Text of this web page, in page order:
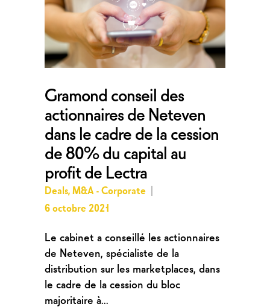
Gramond conseil des
actionnaires de Neteven
dans le cadre de la cession
de 80% du capital au
profit de Lectra
Deals,M&A - Corporate
6 octobre 2021
Le cabinet a conseillé les actionnaires
de Neteven, spécialiste de la
distribution sur les marketplaces, dans
le cadre de la cession du bloc
majoritaire à...